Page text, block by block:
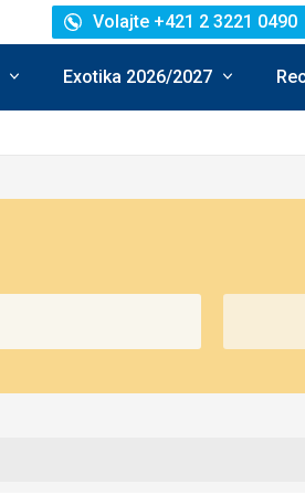
Volajte +421 2 3221 0490
Exotika 2026/2027